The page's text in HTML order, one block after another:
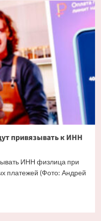
привязывать к ИНН
ИНН физлица при
платежей (Фото: Андрей